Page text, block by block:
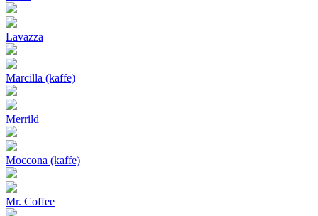
Lavazza
Marcilla (kaffe)
Merrild
Moccona (kaffe)
Mr. Coffee